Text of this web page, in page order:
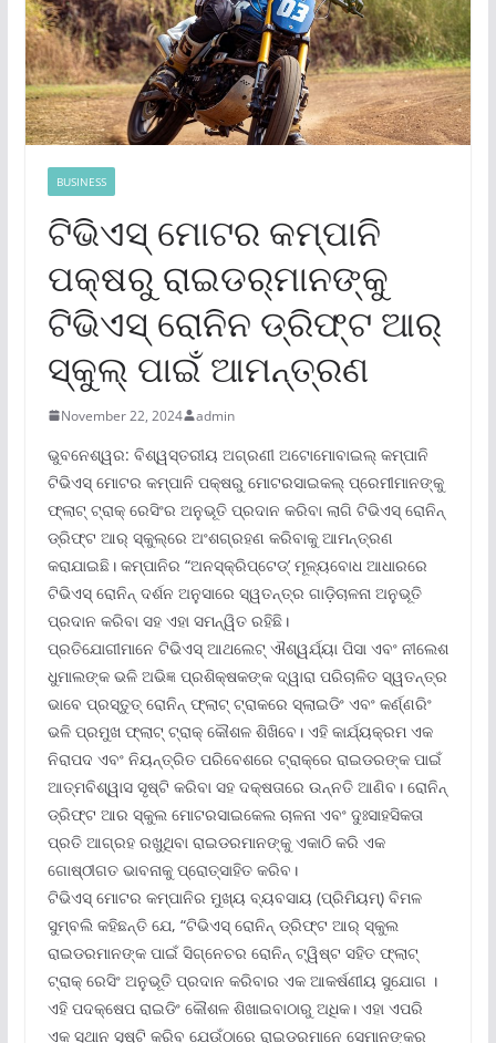
BUSINESS
ଟିଭିଏସ୍ ମୋଟର କମ୍ପାନି
ପକ୍ଷରୁ ରାଇଡର୍‌ମାନଙ୍କୁ
ଟିଭିଏସ୍ ରୋନିନ ଡ୍ରିଫ୍‌ଟ ଆର୍
ସ୍କୁଲ୍ ପାଇଁ ଆମନ୍ତ୍ରଣ
November 22, 2024 admin
ଭୁବନେଶ୍ୱର: ବିଶ୍ୱସ୍ତରୀୟ ଅଗ୍ରଣୀ ଅଟୋମୋବାଇଲ୍ କମ୍ପାନି
ଟିଭିଏସ୍ ମୋଟର କମ୍ପାନି ପକ୍ଷରୁ ମୋଟରସାଇକଲ୍ ପ୍ରେମୀମାନଙ୍କୁ
ଫ୍ଲାଟ୍ ଟ୍ରାକ୍ ରେସିଂର ଅନୁଭୂତି ପ୍ରଦାନ କରିବା ଲାଗି ଟିଭିଏସ୍ ରୋନିନ୍
ଡ୍ରିଫ୍‌ଟ ଆର୍ ସ୍କୁଲ୍‌ରେ ଅଂଶଗ୍ରହଣ କରିବାକୁ ଆମନ୍ତ୍ରଣ
କରାଯାଇଛି। କମ୍ପାନିର “ଅନସ୍କ୍ରିପ୍‌ଟେଡ୍‌’ ମୂଳ୍ୟବୋଧ ଆଧାରରେ
ଟିଭିଏସ୍ ରୋନିନ୍ ଦର୍ଶନ ଅନୁସାରେ ସ୍ୱତନ୍ତ୍ର ଗାଡ଼ିଚାଳନା ଅନୁଭୂତି
ପ୍ରଦାନ କରିବା ସହ ଏହା ସମନ୍ୱିତ ରହିଛି।
ପ୍ରତିଯୋଗୀମାନେ ଟିଭିଏସ୍ ଆଥଲେଟ୍ ଐଶ୍ୱର୍ଯ୍ୟା ପିସା ଏବଂ ନୀଲେଶ
ଧୁମାଲଙ୍କ ଭଳି ଅଭିଜ୍ଞ ପ୍ରଶିକ୍ଷକଙ୍କ ଦ୍ୱାରା ପରିଚାଳିତ ସ୍ୱତନ୍ତ୍ର
ଭାବେ ପ୍ରସ୍ତୁତ୍ ରୋନିନ୍ ଫ୍ଲାଟ୍ ଟ୍ରାକରେ ସ୍ଲାଇଡିଂ ଏବଂ କର୍ଣ୍ଣରିଂ
ଭଳି ପ୍ରମୁଖ ଫ୍ଲାଟ୍ ଟ୍ରାକ୍ କୌଶଳ ଶିଖିବେ। ଏହି କାର୍ଯ୍ୟକ୍ରମ ଏକ
ନିରାପଦ ଏବଂ ନିୟନ୍ତ୍ରିତ ପରିବେଶରେ ଟ୍ରାକ୍‌ରେ ରାଇଡରଙ୍କ ପାଇଁ
ଆତ୍ମବିଶ୍ୱାସ ସୃଷ୍ଟି କରିବା ସହ ଦକ୍ଷତାରେ ଉନ୍ନତି ଆଣିବ। ରୋନିନ୍
ଡ୍ରିଫ୍ଟ ଆର ସ୍କୁଲ ମୋଟରସାଇକେଲ ଚାଳନା ଏବଂ ଦୁଃସାହସିକତା
ପ୍ରତି ଆଗ୍ରହ ରଖୁଥିବା ରାଇଡରମାନଙ୍କୁ ଏକାଠି କରି ଏକ
ଗୋଷ୍ଠୀଗତ ଭାବନାକୁ ପ୍ରୋତ୍ସାହିତ କରିବ।
ଟିଭିଏସ୍ ମୋଟର କମ୍ପାନିର ମୁଖ୍ୟ ବ୍ୟବସାୟ (ପ୍ରିମିୟମ୍‌) ବିମଳ
ସୁମ୍ବଲି କହିଛନ୍ତି ଯେ, “ଟିଭିଏସ୍ ରୋନିନ୍ ଡ୍ରିଫ୍ଟ ଆର୍ ସ୍କୁଲ
ରାଇଡରମାନଙ୍କ ପାଇଁ ସିଗ୍ନେଚର ରୋନିନ୍ ଟ୍ୱିଷ୍ଟ ସହିତ ଫ୍ଲାଟ୍
ଟ୍ରାକ୍ ରେସିଂ ଅନୁଭୂତି ପ୍ରଦାନ କରିବାର ଏକ ଆକର୍ଷଣୀୟ ସୁଯୋଗ ।
ଏହି ପଦକ୍ଷେପ ରାଇଡିଂ କୌଶଳ ଶିଖାଇବାଠାରୁ ଅଧିକ। ଏହା ଏପରି
ଏକ ସ୍ଥାନ ସୃଷ୍ଟି କରିବ ଯେଉଁଠାରେ ରାଇଡରମାନେ ସେମାନଙ୍କର